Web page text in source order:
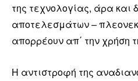
της τεχνολογίας, άρα και
αποτελεσμάτων –
απορρέουν απ΄ την χρήση
Η αντιστροφή της